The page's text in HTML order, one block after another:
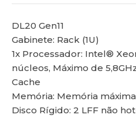
DL20 Gen11
Gabinete: Rack (1U)
1x Processador: Intel®
núcleos, Máximo de
Cache
Memória: Memória máxima
Disco Rígido: 2 LFF não